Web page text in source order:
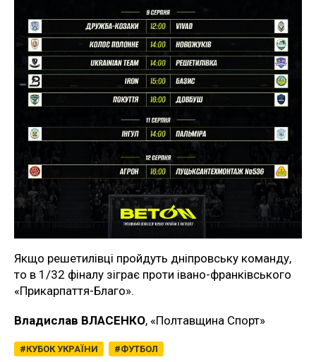
Якщо решетилівці пройдуть дніпровську команду,
то в 1/32 фіналу зіграє проти івано-франківського
«Прикарпаття-Благо».
Владислав ВЛАСЕНКО, «Полтавщина Спорт»
КУБОК УКРАЇНИ ФУТБОЛ